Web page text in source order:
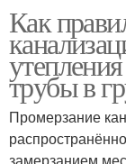
Как
трубы в
Промерзание
замерзанием